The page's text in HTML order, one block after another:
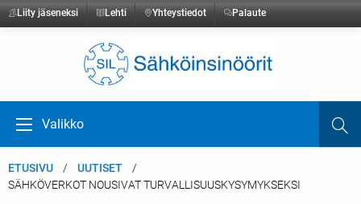
Liity jäseneksi Lehti Yhteystiedot Palaute
Avaa valikko
Valikko
ETUSIVU
UUTISET
SÄHKÖVERKOT NOUSIVAT TURVALLISUUSKYSYMYKSEKSI